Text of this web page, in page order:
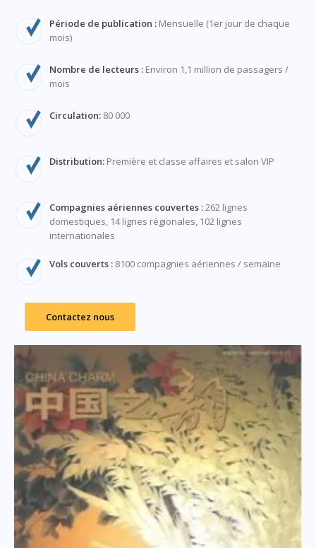
Période de publication : Mensuelle (1er jour de chaque
mois)
Nombre de lecteurs : Environ 1,1 million de passagers /
mois
Circulation: 80 000
Distribution: Première et classe affaires et salon VIP
Compagnies aériennes couvertes :262 lignes
domestiques, 14 lignes régionales, 102 lignes
internationales
Vols couverts : 8100 compagnies aériennes / semaine
Contactez nous